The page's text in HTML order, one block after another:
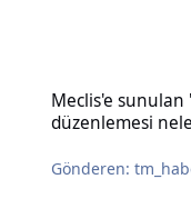
Meclis'e sunulan
düzenlemesi
Gönderen: